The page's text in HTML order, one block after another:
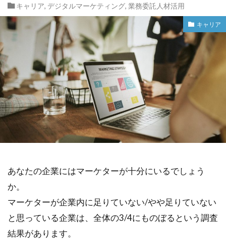
キャリア, デジタルマーケティング, 業務委託人材活用
キャリア
あなたの企業にはマーケターが十分にいるでしょう
か。
マーケターが企業内に足りていない/やや足りていない
と思っている企業は、全体の3/4にものぼるという調査
結果があります。